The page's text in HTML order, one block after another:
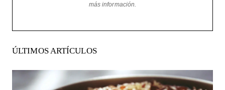
más información.
ÚLTIMOS ARTÍCULOS